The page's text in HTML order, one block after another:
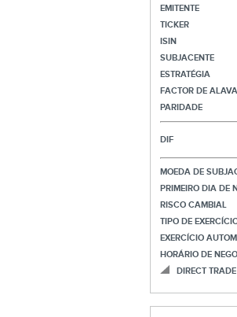
EMITENTE
TICKER
ISIN
SUBJACENTE
ESTRATÉGIA
FACTOR DE
PARIDADE
DIF
MOEDA DE
PRIMEIRO DIA DE
RISCO CAMBIAL
TIPO DE
EXERCÍCIO
HORÁRIO DE
DIRECT